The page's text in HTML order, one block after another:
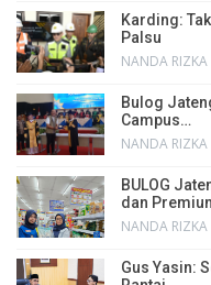
Karding:
Palsu
Bulog
Campus…
BULOG
dan
Gus Yasin: